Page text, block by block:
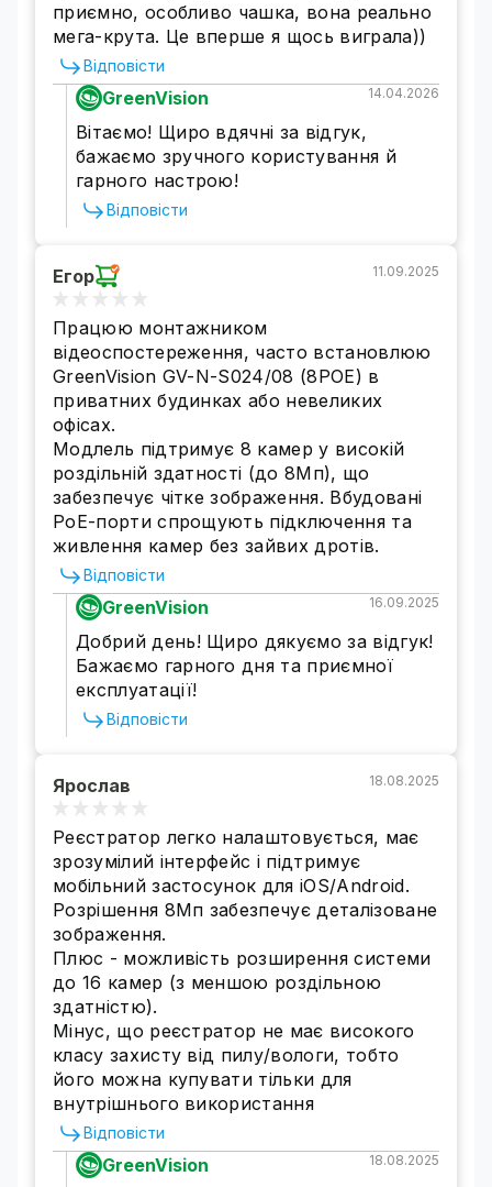
приємно, особливо чашка, вона реально
мега-крута. Це вперше я щось виграла))
Відповісти
GreenVision 14.04.2026
Вітаємо! Щиро вдячні за відгук,
бажаємо зручного користування й
гарного настрою!
Відповісти
Егор 11.09.2025
Працюю монтажником
відеоспостереження, часто встановлюю
GreenVision GV-N-S024/08 (8POE) в
приватних будинках або невеликих
офісах.
Модлель підтримує 8 камер у високій
роздільній здатності (до 8Мп), що
забезпечує чітке зображення. Вбудовані
PoE-порти спрощують підключення та
живлення камер без зайвих дротів.
Відповісти
GreenVision 16.09.2025
Добрий день! Щиро дякуємо за відгук!
Бажаємо гарного дня та приємної
експлуатації!
Відповісти
Ярослав 18.08.2025
Реєстратор легко налаштовується, має
зрозумілий інтерфейс і підтримує
мобільний застосунок для iOS/Android.
Розрішення 8Мп забезпечує деталізоване
зображення.
Плюс - можливість розширення системи
до 16 камер (з меншою роздільною
здатністю).
Мінус, що реєстратор не має високого
класу захисту від пилу/вологи, тобто
його можна купувати тільки для
внутрішнього використання
Відповісти
GreenVision 18.08.2025